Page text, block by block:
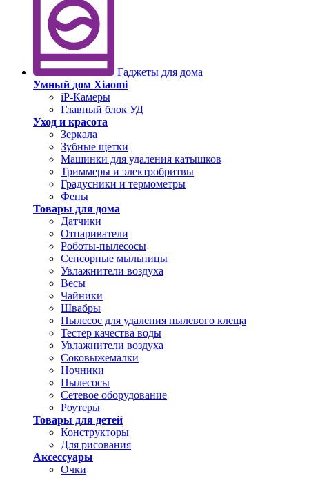
Гаджеты для дома
Умный дом Xiaomi
iP-Камеры
Главный блок УД
Уход и красота
Зеркала
Зубные щетки
Машинки для удаления катышков
Триммеры и электробритвы
Градусники и термометры
Фены
Товары для дома
Датчики
Отпариватели
Роботы-пылесосы
Сенсорные мыльницы
Увлажнители воздуха
Весы
Чайники
Швабры
Пылесос для удаления пылевого клеща
Тестер качества воды
Увлажнители воздуха
Соковыжемалки
Ночники
Пылесосы
Сетевое оборудование
Роутеры
Товары для детей
Конструкторы
Для рисования
Аксессуары
Очки